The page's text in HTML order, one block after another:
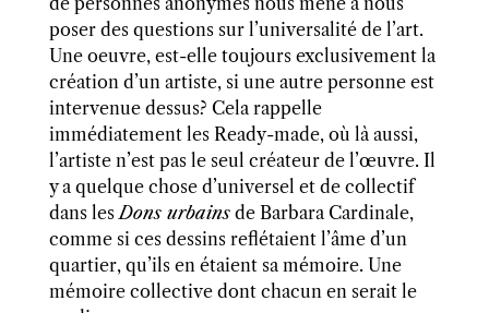
poser des questions sur l’universalité de l’art.
Une oeuvre, est-elle toujours exclusivement la
création d’un artiste, si une autre personne est
intervenue dessus? Cela rappelle
immédiatement les Ready-made, où là aussi,
l’artiste n’est pas le seul créateur de l’œuvre. Il
y a quelque chose d’universel et de collectif
dans lesDons urbainsde Barbara Cardinale,
comme si ces dessins reflétaient l’âme d’un
quartier, qu’ils en étaient sa mémoire. Une
mémoire collective dont chacun en serait le